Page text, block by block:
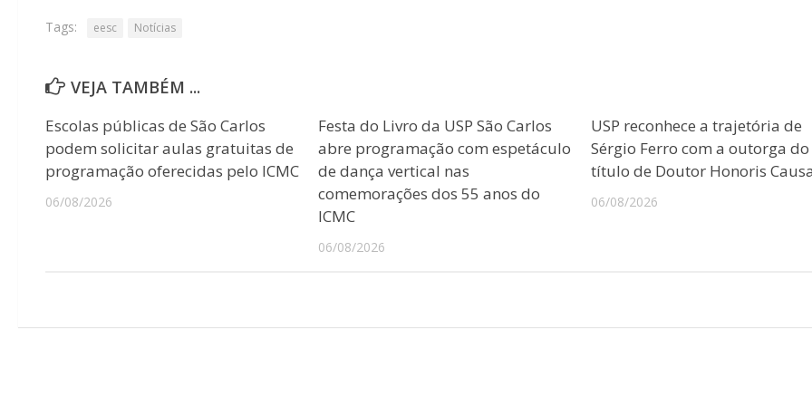
Tags: eesc Notícias
VEJA TAMBÉM ...
Escolas públicas de São Carlos
podem solicitar aulas gratuitas de
programação oferecidas pelo ICMC
06/08/2026
Festa do Livro da USP São Carlos
abre programação com espetáculo
de dança vertical nas
comemorações dos 55 anos do
ICMC
06/08/2026
USP reconhece a trajetória de
Sérgio Ferro com a outorga do
título de Doutor Honoris
06/08/2026